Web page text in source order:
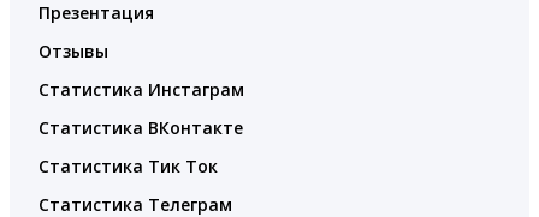
Презентация
Отзывы
Статистика Инстаграм
Статистика ВКонтакте
Статистика Тик Ток
Статистика Телеграм